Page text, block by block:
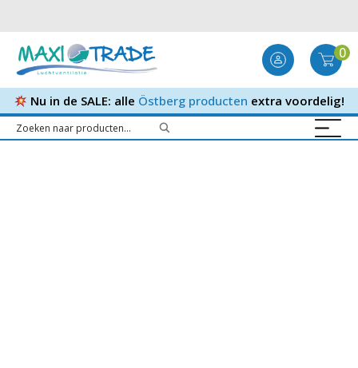
0
Nu in de SALE: alle Östberg producten extra voordelig!